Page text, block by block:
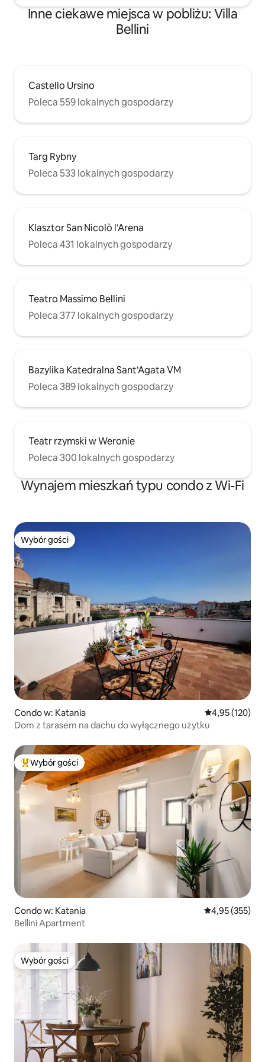
Inne ciekawe miejsca w pobliżu: Villa
Bellini
Castello Ursino
Poleca 559 lokalnych gospodarzy
Targ Rybny
Poleca 533 lokalnych gospodarzy
Klasztor San Nicolò l'Arena
Poleca 431 lokalnych gospodarzy
Teatro Massimo Bellini
Poleca 377 lokalnych gospodarzy
Bazylika Katedralna Sant'Agata VM
Poleca 389 lokalnych gospodarzy
Teatr rzymski w Weronie
Poleca 300 lokalnych gospodarzy
Wynajem mieszkań typu condo z Wi-Fi
Wybór gości
Wybór gości
Condo w: Katania Średnia
4,95 (120)
Dom z tarasem na dachu do wyłącznego użytku
Najpopularniejsze z kategorii Wybór gości
Wybór gości
Condo w: Katania Średnia
4,95 (355)
Bellini Apartment
Wybór gości
Wybór gości